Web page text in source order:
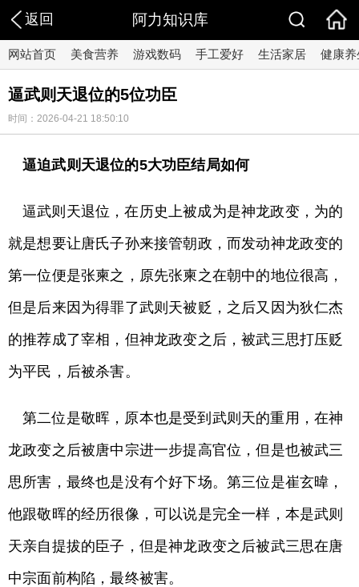
返回 阿力知识库
网站首页 美食营养 游戏数码 手工爱好 生活家居 健康养
逼武则天退位的5位功臣
时间：2026-04-21 18:50:10
逼迫武则天退位的5大功臣结局如何
逼武则天退位，在历史上被成为是神龙政变，为的
就是想要让唐氏子孙来接管朝政，而发动神龙政变的
第一位便是张柬之，原先张柬之在朝中的地位很高，
但是后来因为得罪了武则天被贬，之后又因为狄仁杰
的推荐成了宰相，但神龙政变之后，被武三思打压贬
为平民，后被杀害。
第二位是敬晖，原本也是受到武则天的重用，在神
龙政变之后被唐中宗进一步提高官位，但是也被武三
思所害，最终也是没有个好下场。第三位是崔玄暐，
他跟敬晖的经历很像，可以说是完全一样，本是武则
天亲自提拔的臣子，但是神龙政变之后被武三思在唐
中宗面前构陷，最终被害。